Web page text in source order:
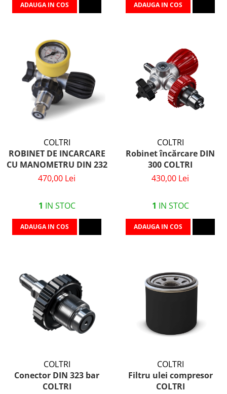
ADAUGA IN COS ADAUGA IN COS
COLTRI
ROBINET DE INCARCARE
CU MANOMETRU DIN 232
470,00 Lei
1 IN STOC
ADAUGA IN COS
COLTRI
Robinet încărcare DIN
300 COLTRI
430,00 Lei
1 IN STOC
ADAUGA IN COS
COLTRI
Conector DIN 323 bar
COLTRI
COLTRI
Filtru ulei compresor
COLTRI